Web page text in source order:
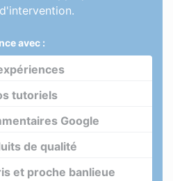
avec :
tutoriels
Google
de qualité
et proche banlieue